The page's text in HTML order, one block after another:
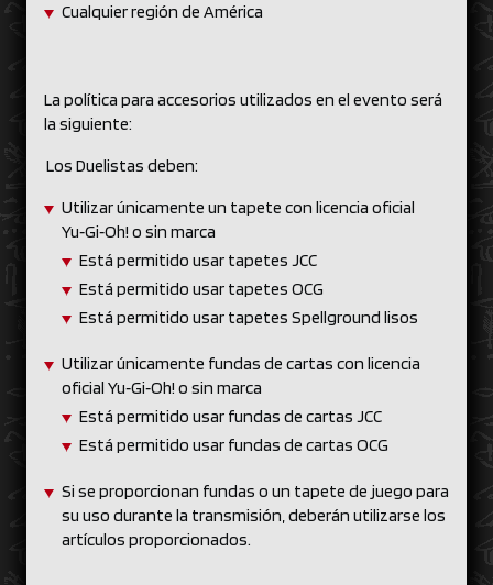
Cualquier región de América
La política para accesorios utilizados en el evento será
la siguiente:
Los Duelistas deben:
Utilizar únicamente un tapete con licencia oficial
Yu‑Gi‑Oh! o sin marca
Está permitido usar tapetes JCC
Está permitido usar tapetes OCG
Está permitido usar tapetes Spellground lisos
Utilizar únicamente fundas de cartas con licencia
oficial Yu‑Gi‑Oh! o sin marca
Está permitido usar fundas de cartas JCC
Está permitido usar fundas de cartas OCG
Si se proporcionan fundas o un tapete de juego para
su uso durante la transmisión, deberán utilizarse los
artículos proporcionados.